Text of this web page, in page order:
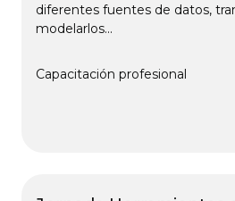
diferentes fuentes de datos,
modelarlos...
Capacitación profesional